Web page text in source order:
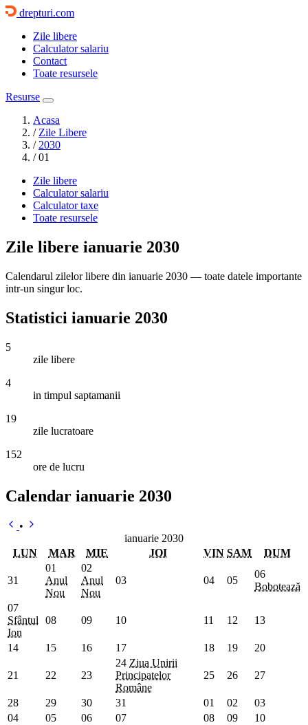
drepturi.com
Zile libere
Calculator salariu
Contact
Toate resursele
Resurse
Acasa
/ Zile Libere
/ 2030
/ 01
Zile libere
Calculator salariu
Calculator taxe
Toate resursele
Zile libere ianuarie 2030
Calendarul zilelor libere din ianuarie 2030 — toate datele importante
intr-un singur loc.
Statistici ianuarie 2030
5
zile libere
4
in timpul saptamanii
19
zile lucratoare
152
ore de lucru
Calendar ianuarie 2030
•
ianuarie 2030
LUN
MAR MIE JOI VIN SAM DUM
31
01
Anul
Nou
02
Anul
Nou
03 04 05
06
Bobotează
07
Sfântul
Ion
08 09 10 11 12 13
14 15 16 17 18 19 20
21 22 23
24 Ziua Unirii
Principatelor
Române
25 26 27
28 29 30 31 01 02
03
04
05 06 07 08 09
10